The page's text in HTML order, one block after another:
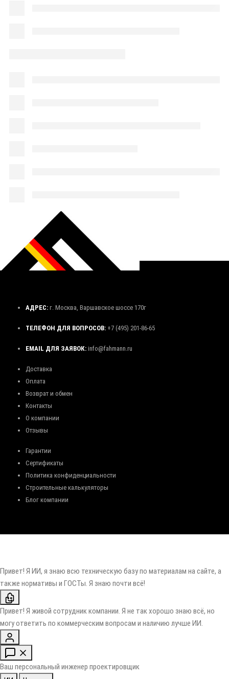
АДРЕС: г. Москва, Варшавское шоссе 170г
ТЕЛЕФОН ДЛЯ ВОПРОСОВ: +7 (495) 201-86-65
EMAIL ДЛЯ ЗАЯВОК: info@fahmann.ru
Доставка
Оплата
Возврат и обмен
Контакты
О компании
Отзывы
Гарантии
Сертификаты
Политика конфиденциальности
Строительные калькуляторы
Блог компании
Привет! Я ИИ, я знаю всю техническую базу по материалам на сайте, а
также нормативы и ГОСТы. Я знаю почти всё!
Привет! Я живой сотрудник компании. Я не так хорошо знаю всё, но
могу ответить по коммерческим вопросам и наличию лучше ИИ.
Ваш персональный инженер проектировщик